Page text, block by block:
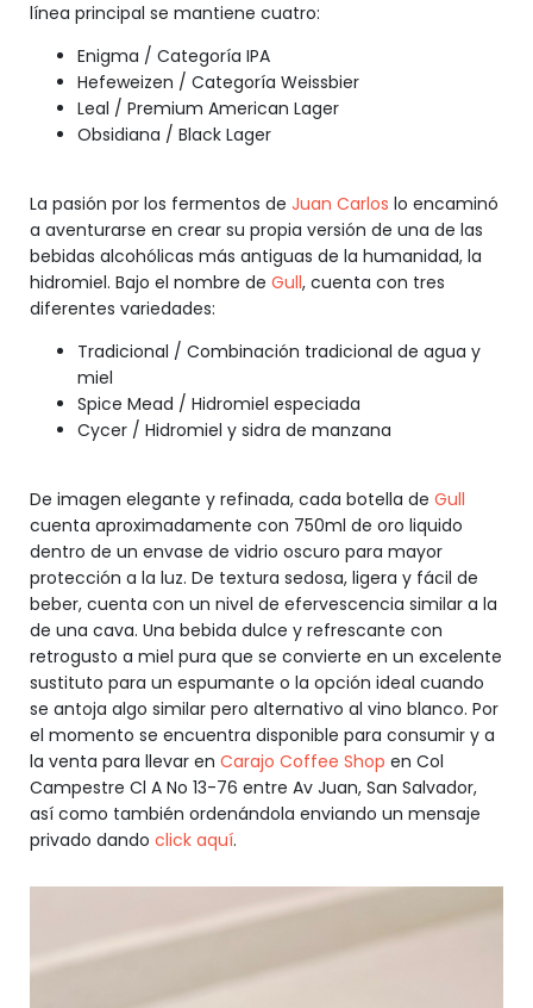
línea principal se mantiene cuatro:
Enigma / Categoría IPA
Hefeweizen / Categoría Weissbier
Leal / Premium American Lager
Obsidiana / Black Lager
La pasión por los fermentos de Juan Carlos lo encaminó
a aventurarse en crear su propia versión de una de las
bebidas alcohólicas más antiguas de la humanidad, la
hidromiel. Bajo el nombre de Gull, cuenta con tres
diferentes variedades:
Tradicional / Combinación tradicional de agua y
miel
Spice Mead / Hidromiel especiada
Cycer / Hidromiel y sidra de manzana
De imagen elegante y refinada, cada botella de Gull
cuenta aproximadamente con 750ml de oro liquido
dentro de un envase de vidrio oscuro para mayor
protección a la luz. De textura sedosa, ligera y fácil de
beber, cuenta con un nivel de efervescencia similar a la
de una cava. Una bebida dulce y refrescante con
retrogusto a miel pura que se convierte en un excelente
sustituto para un espumante o la opción ideal cuando
se antoja algo similar pero alternativo al vino blanco. Por
el momento se encuentra disponible para consumir y a
la venta para llevar en Carajo Coffee Shop en Col
Campestre Cl A No 13-76 entre Av Juan, San Salvador,
así como también ordenándola enviando un mensaje
privado dando click aquí.